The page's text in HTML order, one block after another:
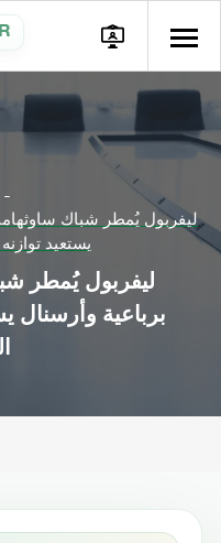
ليفربول يُمطر شباك
يستعيد
ليفربول يُمطر
برباعية وأرسنال